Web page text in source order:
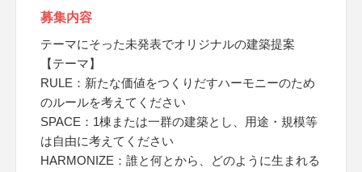
募集内容
テーマにそった未発表でオリジナルの建築提案
【テーマ】
RULE：新たな価値をつくりだすハーモニーのため
のルールを考えてください
SPACE：1棟または一群の建築とし、用途・規模等
は自由に考えてください
HARMONIZE：誰と何とから、どのように生まれる